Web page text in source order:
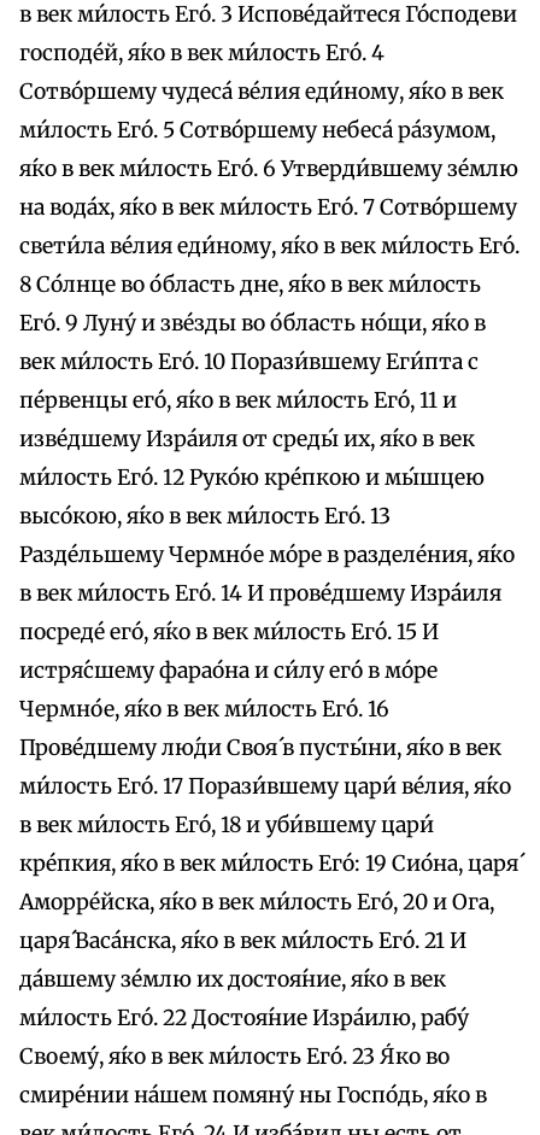
в век ми́лость Его́. 3 Испове́дайтеся Го́сподеви
господе́й, я́ко в век ми́лость Его́. 4
Сотво́ршему чудеса́ ве́лия еди́ному, я́ко в век
ми́лость Его́. 5 Сотво́ршему небеса́ ра́зумом,
я́ко в век ми́лость Его́. 6 Утверди́вшему зе́млю
на вода́х, я́ко в век ми́лость Его́. 7 Сотво́ршему
свети́ла ве́лия еди́ному, я́ко в век ми́лость Его́.
8 Со́лнце во о́бласть дне, я́ко в век ми́лость
Его́. 9 Луну́ и зве́зды во о́бласть но́щи, я́ко в
век ми́лость Его́. 10 Порази́вшему Еги́пта с
пе́рвенцы eго́, я́ко в век ми́лость Его́, 11 и
изве́дшему Изра́иля от среды́ их, я́ко в век
ми́лость Его́. 12 Руко́ю кре́пкою и мы́шцею
высо́кою, я́ко в век ми́лость Его́. 13
Разде́льшему Чермно́е мо́ре в разделе́ния, я́ко
в век ми́лость Его́. 14 И прове́дшему Изра́иля
посреде́ eго́, я́ко в век ми́лость Его́. 15 И
истря́сшему фарао́на и си́лу eго́ в мо́ре
Чермно́е, я́ко в век ми́лость Его́. 16
Прове́дшему лю́ди Своя́ в пусты́ни, я́ко в век
ми́лость Его́. 17 Порази́вшему цари́ ве́лия, я́ко
в век ми́лость Его́, 18 и уби́вшему цари́
кре́пкия, я́ко в век ми́лость Его́: 19 Сио́на, царя́
Аморре́йска, я́ко в век ми́лость Его́, 20 и Ога,
царя́ Васа́нска, я́ко в век ми́лость Его́. 21 И
да́вшему зе́млю их достоя́ние, я́ко в век
ми́лость Его́. 22 Достоя́ние Изра́илю, рабу́
Своему́, я́ко в век ми́лость Его́. 23 Я́ко во
смире́нии на́шем помяну́ ны Госпо́дь, я́ко в